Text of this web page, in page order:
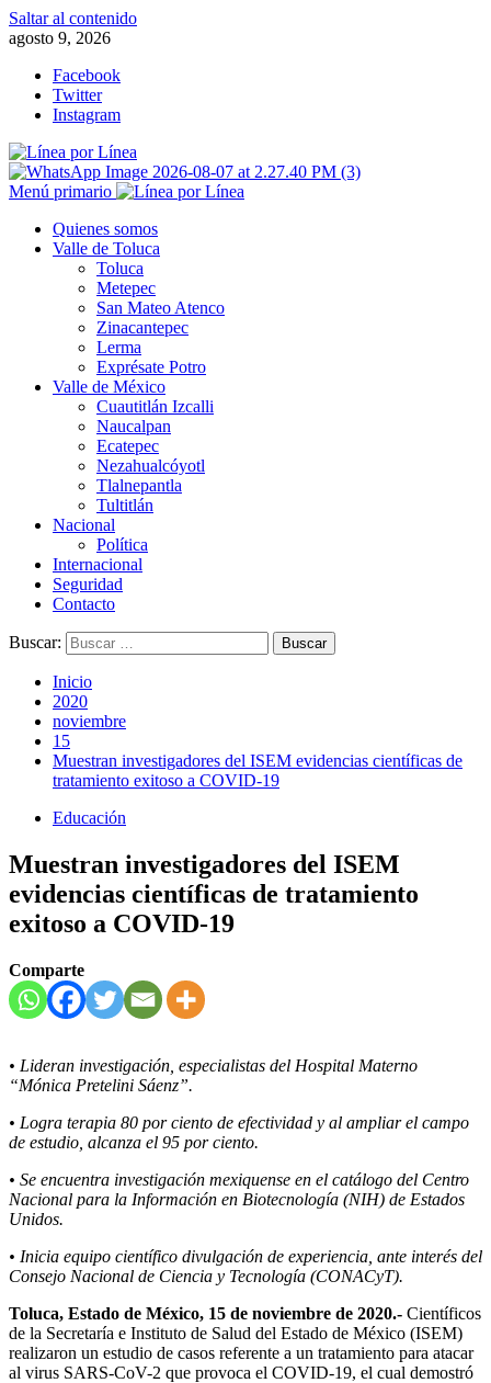
Saltar al contenido
agosto 9, 2026
Facebook
Twitter
Instagram
Menú primario
Quienes somos
Valle de Toluca
Toluca
Metepec
San Mateo Atenco
Zinacantepec
Lerma
Exprésate Potro
Valle de México
Cuautitlán Izcalli
Naucalpan
Ecatepec
Nezahualcóyotl
Tlalnepantla
Tultitlán
Nacional
Política
Internacional
Seguridad
Contacto
Buscar:
Inicio
2020
noviembre
15
Muestran investigadores del ISEM evidencias científicas de
tratamiento exitoso a COVID-19
Educación
Muestran investigadores del ISEM
evidencias científicas de tratamiento
exitoso a COVID-19
Comparte
• Lideran investigación, especialistas del Hospital Materno
“Mónica Pretelini Sáenz”.
• Logra terapia 80 por ciento de efectividad y al ampliar el campo
de estudio, alcanza el 95 por ciento.
• Se encuentra investigación mexiquense en el catálogo del Centro
Nacional para la Información en Biotecnología (NIH) de Estados
Unidos.
• Inicia equipo científico divulgación de experiencia, ante interés del
Consejo Nacional de Ciencia y Tecnología (CONACyT).
Toluca, Estado de México, 15 de noviembre de 2020.- Científicos
de la Secretaría e Instituto de Salud del Estado de México (ISEM)
realizaron un estudio de casos referente a un tratamiento para atacar
al virus SARS-CoV-2 que provoca el COVID-19, el cual demostró